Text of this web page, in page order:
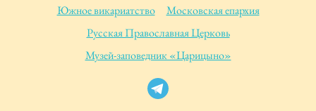
Южное викариатство
Московская епархия
Русская Православная Церковь
Музей-заповедник «Царицыно»